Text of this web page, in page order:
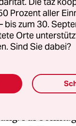
also mit
einem im
in der
Flughafens
Für
Prozent aller
bis zum 30.
Orte
Sind Sie dabei?